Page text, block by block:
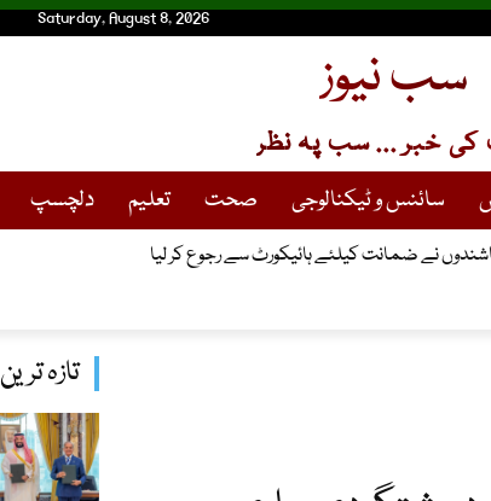
Saturday, August 8, 2026
سب نیوز
خبر ... سب پہ نظر
سائنس و ٹیکنالوجی صحت تعلیم دلچسپ
تازہ ترین